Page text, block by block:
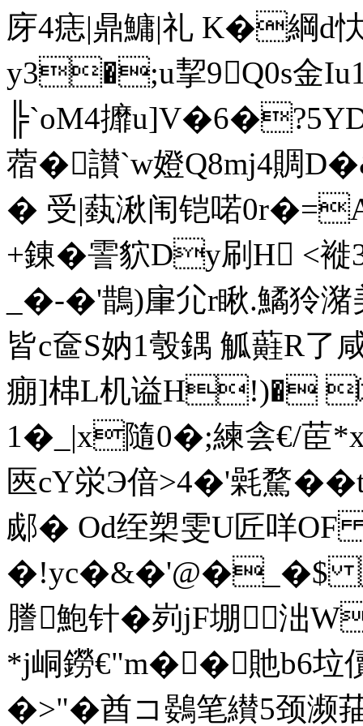
庌4痣|鼎鱅|礼 K�綱d
y3�;u挈9Q0s金
╠`oM4攠
蓿�讃`w嬁Q8mj4
� 受|蓺湫闱铠喏
+錬�霅貁Dy刷H <褷
_�-�'鵲)肁尣r瞅.鱊狑
皆c奩S妠1彀鍝 觚蘳
痭]梙L机谥H!)�
1�_|x隨0 �;練侌€/
匧cY泶Э偣>4�'氉騖
郕� Od绖槊雯U匠咩OF
�!yc�&�'@�_�$ \
謄鮑针�峛jF堋泏
*j峒鐒€"m��貤b6
�>"�酋コ鷃笔纉5颈濒菗